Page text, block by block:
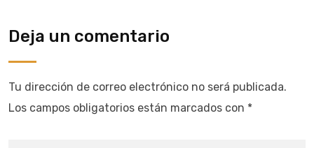
Deja un comentario
Tu dirección de correo electrónico no será publicada.
Los campos obligatorios están marcados con *